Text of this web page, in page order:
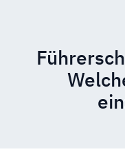
Über uns